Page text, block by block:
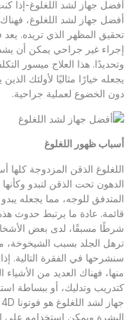
أفضل جهاز لشد اللغلوغ-إذا
أفضل جهاز لشد اللغلوغ،
إجراء غير جراحي يمكن أن
وتحديدًا. هذا العلاج ميسور
يجعله خيارًا مثاليًا لأولئك
دون الخضوع لعملية جراحية.
أسباب ظهور اللغلوغ
اللغلوغ الذقن المزدوجة كلها
الدهون تحت الذقن لتبدو
المتدفق للوجه، مما يجعله
قائمة. عادة ما يرتبط حدوث
شرطًا مسبقًا، لدى بعض
ترهل الجلد بسبب الشيخوخة،
سنشرحها في الفقرة التالية.
منها، فهناك العديد من الأشياء
كتدريب وتدليك، أو ببساطة
البشرة ويمكن استخدامه على